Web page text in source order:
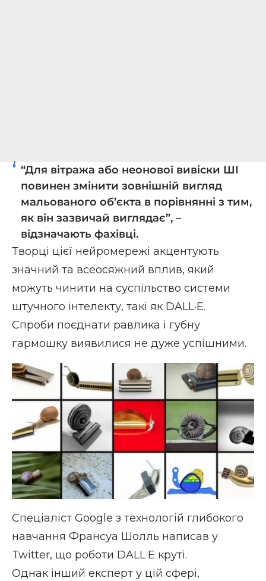
“Для вітража або неонової вивіски ШІ
повинен змінити зовнішній вигляд
мальованого об’єкта в порівнянні з тим,
як він зазвичай виглядає”, –
відзначають фахівці.
Творці цієї нейромережі акцентують
значний та всеосяжний вплив, який
можуть чинити на суспільство системи
штучного інтелекту, такі як DALL·E.
Спроби поєднати равлика і губну
гармошку виявилися не дуже успішними.
Спеціаліст Google з технологій глибокого
навчання Франсуа Шолль написав у
Twitter, що роботи DALL·E круті.
Однак інший експерт у цій сфері,